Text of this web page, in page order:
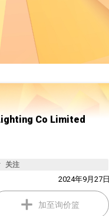
Co Limited
关注
2024年9月27日
加至询价篮